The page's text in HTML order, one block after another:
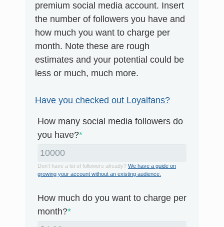
premium social media account. Insert
the number of followers you have and
how much you want to charge per
month. Note these are rough
estimates and your potential could be
less or much, much more.
Have you checked out Loyalfans?
How many social media followers do
you have?*
Don't have a lot of followers already? We have a guide on
growing your account without an existing audience.
How much do you want to charge per
month?*